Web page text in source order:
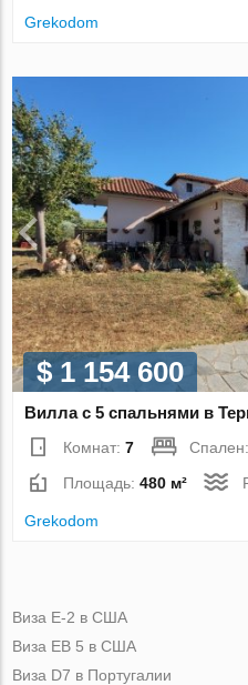
Grekodom
$ 1 154 600
Вилла с 5 спальнями в
Комнат:7
Площадь:480 м²
Grekodom
Виза Е-2 в США
Виза ЕВ 5 в США
Виза D7 в Португалии